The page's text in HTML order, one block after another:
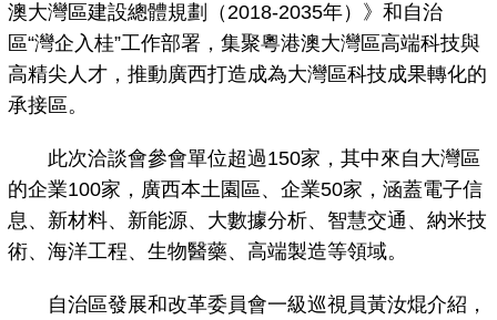
澳大灣區建設總體規劃（2018-2035年）》和自治
區“灣企入桂”工作部署，集聚粵港澳大灣區高端科技與
高精尖人才，推動廣西打造成為大灣區科技成果轉化的
承接區。
此次洽談會參會單位超過150家，其中來自大灣區
的企業100家，廣西本土園區、企業50家，涵蓋電子信
息、新材料、新能源、大數據分析、智慧交通、納米技
術、海洋工程、生物醫藥、高端製造等領域。
自治區發展和改革委員會一級巡視員黃汝焜介紹，